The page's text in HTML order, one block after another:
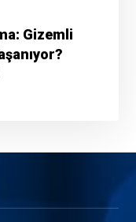
Gizemli